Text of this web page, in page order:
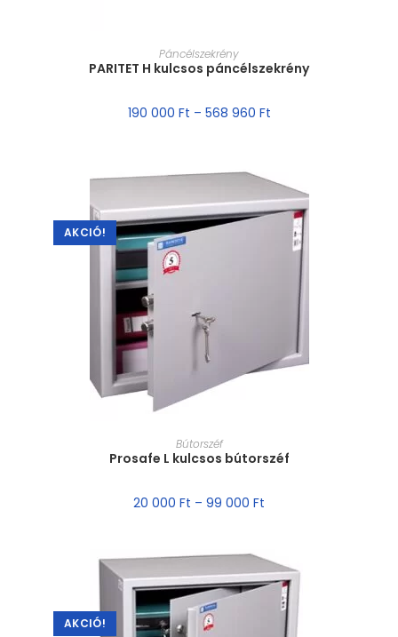
MÉRET VÁLASZTÁSA
Páncélszekrény
PARITET H kulcsos páncélszekrény
190 000 Ft – 568 960 Ft
AKCIÓ!
MÉRET VÁLASZTÁSA
Bútorszéf
Prosafe L kulcsos bútorszéf
20 000 Ft – 99 000 Ft
AKCIÓ!